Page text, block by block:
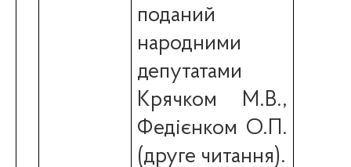
поданий
народними
депутатами
Крячком М.В.,
Федієнком О.П.
(друге читання).